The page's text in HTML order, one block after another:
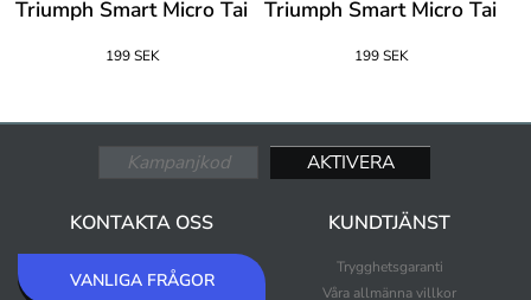
Triumph Smart Micro Tai
199 SEK
Triumph Smart Micro Tai
199 SEK
KONTAKTA OSS
VANLIGA FRÅGOR
KUNDTJÄNST
Trygghetsgaranti
Våra allmänna villkor